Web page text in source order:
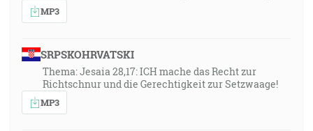
MP3
SRPSKOHRVATSKI
Thema: Jesaia 28,17: ICH mache das Recht zur
Richtschnur und die Gerechtigkeit zur Setzwaage!
MP3